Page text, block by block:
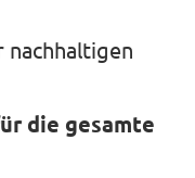
nachhaltigen
die gesamte